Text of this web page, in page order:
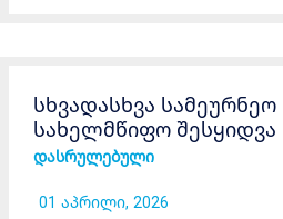
სხვადასხვა
სახელმწიფო შესყიდვა
დასრულებული
01 აპრილი, 2026